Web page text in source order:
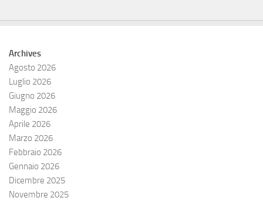
Archives
Agosto 2026
Luglio 2026
Giugno 2026
Maggio 2026
Aprile 2026
Marzo 2026
Febbraio 2026
Gennaio 2026
Dicembre 2025
Novembre 2025